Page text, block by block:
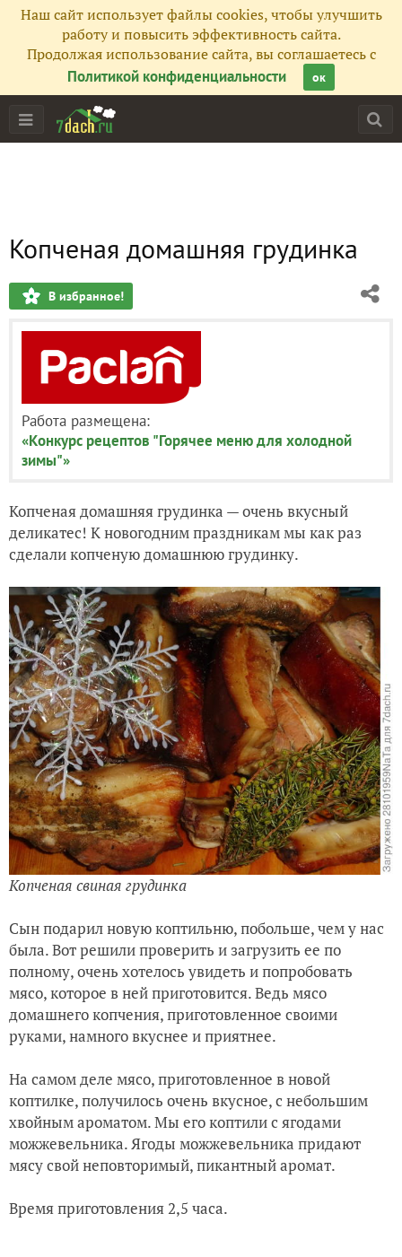
Наш сайт использует файлы cookies, чтобы улучшить
работу и повысить эффективность сайта.
Продолжая использование сайта, вы соглашаетесь с
Политикой конфиденциальности
ок
Копченая домашняя грудинка
В избранное!
Работа размещена:
«Конкурс рецептов "Горячее меню для холодной
зимы"»
Копченая домашняя грудинка — очень вкусный
деликатес! К новогодним праздникам мы как раз
сделали копченую домашнюю грудинку.
Копченая свиная грудинка
Сын подарил новую коптильню, побольше, чем у нас
была. Вот решили проверить и загрузить ее по
полному, очень хотелось увидеть и попробовать
мясо, которое в ней приготовится. Ведь мясо
домашнего копчения, приготовленное своими
руками, намного вкуснее и приятнее.
На самом деле мясо, приготовленное в новой
коптилке, получилось очень вкусное, с небольшим
хвойным ароматом. Мы его коптили с ягодами
можжевельника. Ягоды можжевельника придают
мясу свой неповторимый, пикантный аромат.
Время приготовления 2,5 часа.